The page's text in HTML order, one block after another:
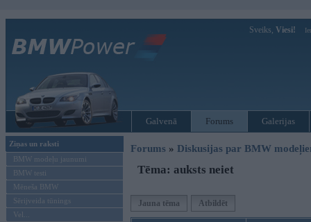
Sveiks, Viesi!
Galvenā Forums Galerijas
Ziņas un raksti
BMW modeļu jaunumi
BMW testi
Mēneša BMW
Sērijveida tūnings
Vel...
Forums » Diskusijas par BMW
Tēma: auksts neiet
Jauna tēma Atbildēt